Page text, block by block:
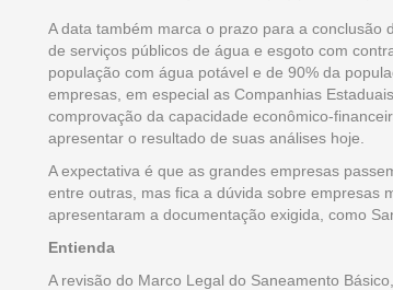
A data também marca o prazo para a
de serviços públicos de água e esgoto com
população com água potável e de 90% da
empresas, em especial as Companhias
comprovação da capacidade econômico-
apresentar o resultado de suas análises hoje.
A expectativa é que as grandes empresas
entre outras, mas fica a dúvida sobre empresas
apresentaram a documentação exigida, como
Entienda
A revisão do Marco Legal do Saneamento